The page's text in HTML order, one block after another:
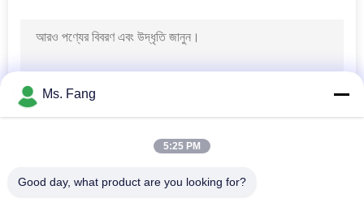
Ms. Fang
5:25 PM
Good day, what product are you looking for?